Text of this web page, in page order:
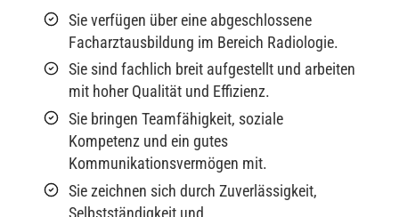
Sie verfügen über eine abgeschlossene
Facharztausbildung im Bereich Radiologie.
Sie sind fachlich breit aufgestellt und arbeiten
mit hoher Qualität und Effizienz.
Sie bringen Teamfähigkeit, soziale
Kompetenz und ein gutes
Kommunikationsvermögen mit.
Sie zeichnen sich durch Zuverlässigkeit,
Selbstständigkeit und